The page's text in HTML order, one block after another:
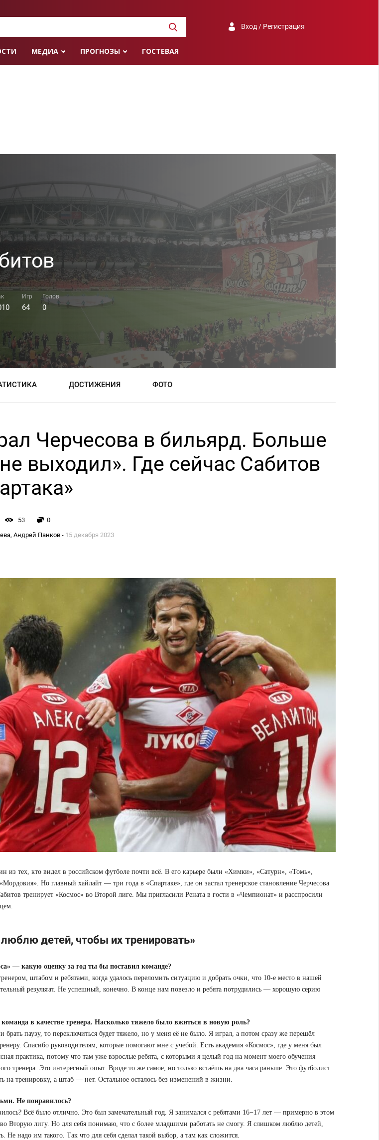
Вход / Регистрация
МЕДИА ПРОГНОЗЫ ГОСТЕВАЯ
64 0
ДОСТИЖЕНИЯ ФОТО
Черчесова в бильярд. Больше
выходил». Где сейчас Сабитов
53
0
Андрей Панков - 15 декабря 2023
из тех, кто видел в российском футболе почти всё. В его карьере были «Химки», «Сатурн», «Томь»,
Но главный хайлайт — три года в «Спартаке», где он застал тренерское становление Черчесова
тренирует «Космос» во Второй лиге. Мы пригласили Рената в гости в «Чемпионат» и расспросили
детей, чтобы их тренировать»
― какую оценку за год ты бы поставил команде?
штабом и ребятами, когда удалось переломить ситуацию и добрать очки, что 10-е место в нашей
результат. Не успешный, конечно. В конце нам повезло и ребята потрудились ― хорошую серию
в качестве тренера. Насколько тяжело было вжиться в новую роль?
брать паузу, то переключиться будет тяжело, но у меня её не было. Я играл, а потом сразу же перешёл
Спасибо руководителям, которые помогают мне с учебой. Есть академия «Космос», где у меня был
практика, потому что там уже взрослые ребята, с которыми я целый год на момент моего обучения
тренера. Это интересный опыт. Вроде то же самое, но только встаёшь на два часа раньше. Это футболист
на тренировку, а штаб — нет. Остальное осталось без изменений в жизни.
Не понравилось?
Всё было отлично. Это был замечательный год. Я занимался с ребятами 16−17 лет — примерно в этом
во Вторую лигу. Но для себя понимаю, что с более младшими работать не смогу. Я слишком люблю детей,
Не надо им такого. Так что для себя сделал такой выбор, а там как сложится.